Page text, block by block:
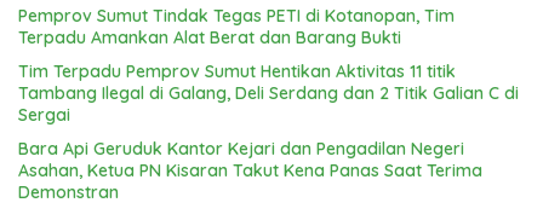
Pemprov Sumut Tindak Tegas PETI di Kotanopan, Tim
Terpadu Amankan Alat Berat dan Barang Bukti
Tim Terpadu Pemprov Sumut Hentikan Aktivitas 11 titik
Tambang Ilegal di Galang, Deli Serdang dan 2 Titik Galian C di
Sergai
Bara Api Geruduk Kantor Kejari dan Pengadilan Negeri
Asahan, Ketua PN Kisaran Takut Kena Panas Saat Terima
Demonstran